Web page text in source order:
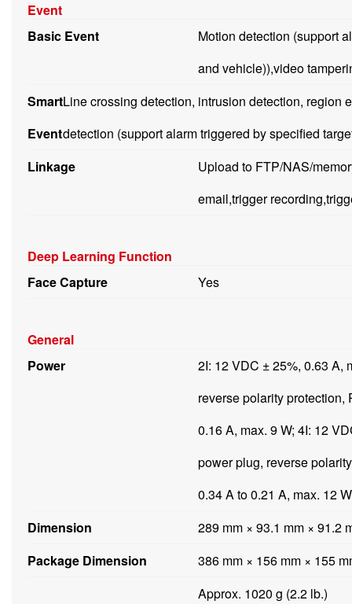
Event
Basic Event
Motion detection (support
and vehicle)),video
Smart
Event
Line crossing detection, intrusion detection, region
detection (support alarm triggered by specified
Linkage
Upload to FTP/NAS/
email,trigger
Deep Learning Function
Face Capture
Yes
General
Power
2I: 12 VDC ± 25%, 0.63 A,
reverse polarity protection,
0.16 A, max. 9 W; 4I: 12
power plug, reverse
0.34 A to 0.21 A, max. 12 W
Dimension
289 mm × 93.1 mm × 91.2
Package Dimension
386 mm × 156 mm × 155
Approx. 1020 g (2.2 lb.)